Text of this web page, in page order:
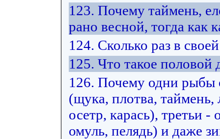
123. Почему таймень,
рано весной, тогда как
124. Сколько раз в
125. Что такое
126. Почему одни рыбы
(щука, плотва, таймень,
осетр, карась), третьи
омуль, пелядь) и даже